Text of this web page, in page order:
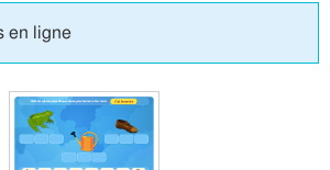
en ligne